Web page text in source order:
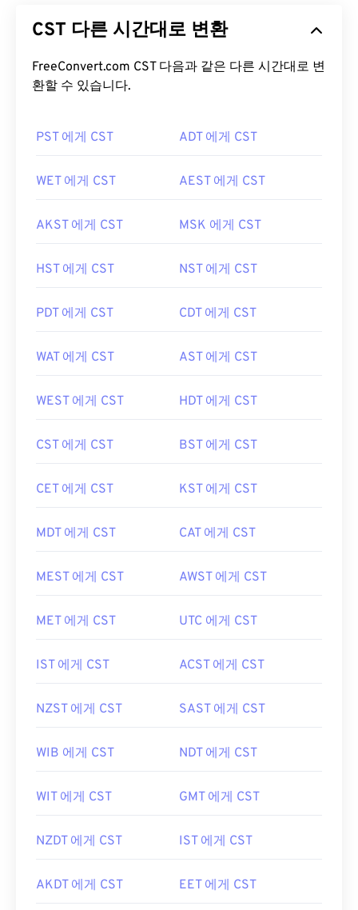
CST 다른 시간대로 변환
FreeConvert.com CST 다음과 같은 다른 시간대로 변
환할 수 있습니다.
PST 에게 CST ADT 에게 CST
WET 에게 CST AEST 에게 CST
AKST 에게 CST MSK 에게 CST
HST 에게 CST NST 에게 CST
PDT 에게 CST CDT 에게 CST
WAT 에게 CST AST 에게 CST
WEST 에게 CST HDT 에게 CST
CST 에게 CST BST 에게 CST
CET 에게 CST KST 에게 CST
MDT 에게 CST CAT 에게 CST
MEST 에게 CST AWST 에게 CST
MET 에게 CST UTC 에게 CST
IST 에게 CST ACST 에게 CST
NZST 에게 CST SAST 에게 CST
WIB 에게 CST NDT 에게 CST
WIT 에게 CST GMT 에게 CST
NZDT 에게 CST IST 에게 CST
AKDT 에게 CST EET 에게 CST